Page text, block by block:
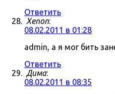
Ответить
Xenon:
08.02.2011 в 01:28
admin, а я мог бить
Ответить
Дима:
08.02.2011 в 08:35